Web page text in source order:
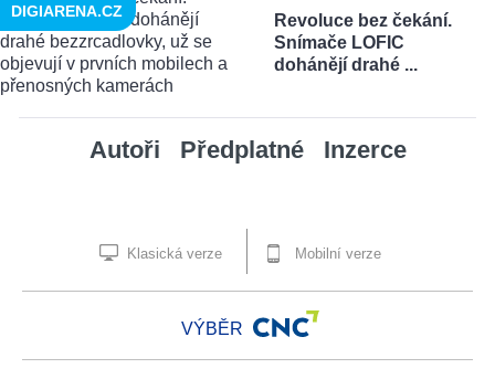
Revoluce bez čekání.
Snímače LOFIC
dohánějí drahé ...
DIGIARENA.CZ
Autoři Předplatné Inzerce
Klasická verze Mobilní verze
VÝBĚR